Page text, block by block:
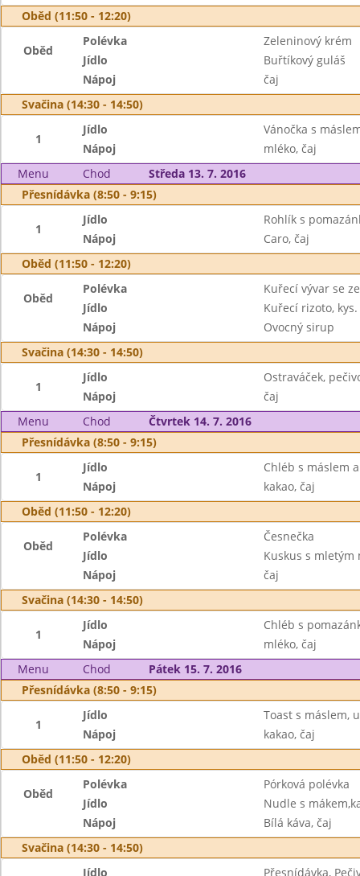
Oběd (11:50 - 12:20)
Oběd
Polévka
Zeleninový krém
Jídlo
Buřtíkový guláš
Nápoj
čaj
Svačina (14:30 - 14:50)
1
Jídlo
Vánočka s
Nápoj
mléko, čaj
Menu
Chod
Středa 13. 7. 2016
Přesnídávka (8:50 - 9:15)
1
Jídlo
Rohlík s
Nápoj
Caro, čaj
Oběd (11:50 - 12:20)
Oběd
Polévka
Kuřecí vývar se
Jídlo
Kuřecí rizoto,
Nápoj
Ovocný sirup
Svačina (14:30 - 14:50)
1
Jídlo
Ostraváček,
Nápoj
čaj
Menu
Chod
Čtvrtek 14. 7. 2016
Přesnídávka (8:50 - 9:15)
1
Jídlo
Chléb s máslem
Nápoj
kakao, čaj
Oběd (11:50 - 12:20)
Oběd
Polévka
Česnečka
Jídlo
Kuskus s mletým
Nápoj
čaj
Svačina (14:30 - 14:50)
1
Jídlo
Chléb s
Nápoj
mléko, čaj
Menu
Chod
Pátek 15. 7. 2016
Přesnídávka (8:50 - 9:15)
1
Jídlo
Toast s máslem,
Nápoj
kakao, čaj
Oběd (11:50 - 12:20)
Oběd
Polévka
Pórková polévka
Jídlo
Nudle s
Nápoj
Bílá káva, čaj
Svačina (14:30 - 14:50)
Jídlo Přesnídávka,